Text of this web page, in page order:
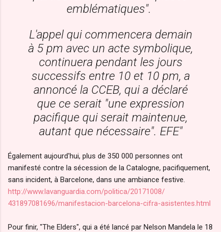
emblématiques".
L'appel qui commencera demain
à 5 pm avec un acte symbolique,
continuera pendant les jours
successifs entre 10 et 10 pm, a
annoncé la CCEB, qui a déclaré
que ce serait "une expression
pacifique qui serait maintenue,
autant que nécessaire". EFE"
Également aujourd'hui, plus de 350 000 personnes ont
manifesté contre la sécession de la Catalogne, pacifiquement,
sans incident, à Barcelone, dans une ambiance festive.
http://www.lavanguardia.com/politica/20171008/
431897081696/manifestacion-barcelona-cifra-asistentes. html
Pour finir, "The Elders", qui a été lancé par Nelson Mandela le 18